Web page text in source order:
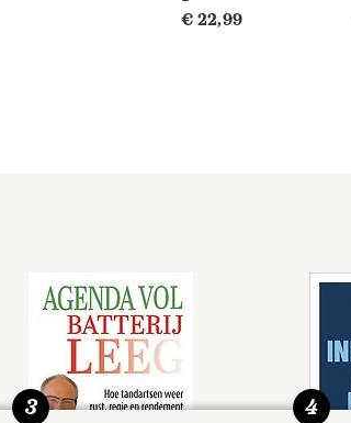
€ 22,99
3 4